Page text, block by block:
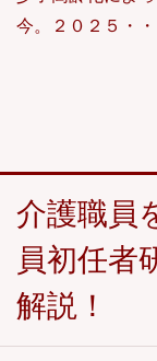
今。２０２５・・
介護職員
員初任者
解説！